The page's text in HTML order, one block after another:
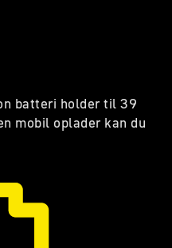
batteri holder til 39
mobil oplader kan du